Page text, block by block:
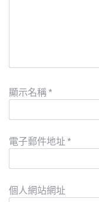
顯示名稱 *
電子郵件地址 *
個人網站網址